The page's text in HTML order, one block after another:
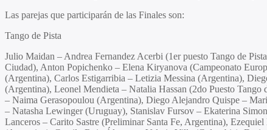
Las parejas que participarán de las Finales son:
Tango de Pista
Julio Maidan – Andrea Fernandez Acerbi (1er puesto Tango de
Ciudad), Anton Popichenko – Elena Kiryanova (Campeonato
(Argentina), Carlos Estigarribia – Letizia Messina (Argentina),
(Argentina), Leonel Mendieta – Natalia Hassan (2do Puesto
– Naima Gerasopoulou (Argentina), Diego Alejandro Quispe –
– Natasha Lewinger (Uruguay), Stanislav Fursov – Ekaterina
Lanceros – Carito Sastre (Preliminar Santa Fe, Argentina),